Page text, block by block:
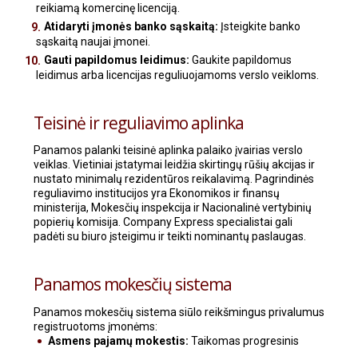
reikiamą komercinę licenciją.
Atidaryti įmonės banko sąskaitą: Įsteigkite banko
sąskaitą naujai įmonei.
Gauti papildomus leidimus: Gaukite papildomus
leidimus arba licencijas reguliuojamoms verslo veikloms.
Teisinė ir reguliavimo aplinka
Panamos palanki teisinė aplinka palaiko įvairias verslo
veiklas. Vietiniai įstatymai leidžia skirtingų rūšių akcijas ir
nustato minimalų rezidentūros reikalavimą. Pagrindinės
reguliavimo institucijos yra Ekonomikos ir finansų
ministerija, Mokesčių inspekcija ir Nacionalinė vertybinių
popierių komisija. Company Express specialistai gali
padėti su biuro įsteigimu ir teikti nominantų paslaugas.
Panamos mokesčių sistema
Panamos mokesčių sistema siūlo reikšmingus privalumus
registruotoms įmonėms:
Asmens pajamų mokestis: Taikomas progresinis